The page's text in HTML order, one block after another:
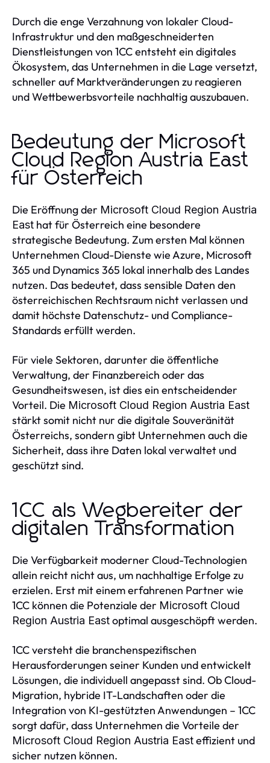
Durch die enge Verzahnung von lokaler Cloud-
Infrastruktur und den maßgeschneiderten
Dienstleistungen von 1CC entsteht ein digitales
Ökosystem, das Unternehmen in die Lage versetzt,
schneller auf Marktveränderungen zu reagieren
und Wettbewerbsvorteile nachhaltig auszubauen.
Bedeutung der Microsoft
Cloud Region Austria East
für Österreich
Die Eröffnung der Microsoft Cloud Region Austria
East hat für Österreich eine besondere
strategische Bedeutung. Zum ersten Mal können
Unternehmen Cloud-Dienste wie Azure, Microsoft
365 und Dynamics 365 lokal innerhalb des Landes
nutzen. Das bedeutet, dass sensible Daten den
österreichischen Rechtsraum nicht verlassen und
damit höchste Datenschutz- und Compliance-
Standards erfüllt werden.
Für viele Sektoren, darunter die öffentliche
Verwaltung, der Finanzbereich oder das
Gesundheitswesen, ist dies ein entscheidender
Vorteil. Die Microsoft Cloud Region Austria East
stärkt somit nicht nur die digitale Souveränität
Österreichs, sondern gibt Unternehmen auch die
Sicherheit, dass ihre Daten lokal verwaltet und
geschützt sind.
1CC als Wegbereiter der
digitalen Transformation
Die Verfügbarkeit moderner Cloud-Technologien
allein reicht nicht aus, um nachhaltige Erfolge zu
erzielen. Erst mit einem erfahrenen Partner wie
1CC können die Potenziale der Microsoft Cloud
Region Austria Eastoptimal ausgeschöpft werden.
1CC versteht die branchenspezifischen
Herausforderungen seiner Kunden und entwickelt
Lösungen, die individuell angepasst sind. Ob Cloud-
Migration, hybride IT-Landschaften oder die
Integration von KI-gestützten Anwendungen – 1CC
sorgt dafür, dass Unternehmen die Vorteile der
Microsoft Cloud Region Austria Easteffizient und
sicher nutzen können.